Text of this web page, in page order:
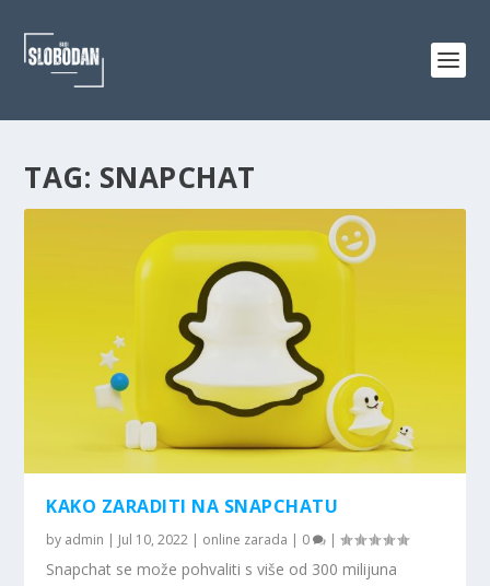
TAG: SNAPCHAT
KAKO ZARADITI NA SNAPCHATU
by admin | Jul 10, 2022 | online zarada | 0 |
Snapchat se može pohvaliti s više od 300 milijuna